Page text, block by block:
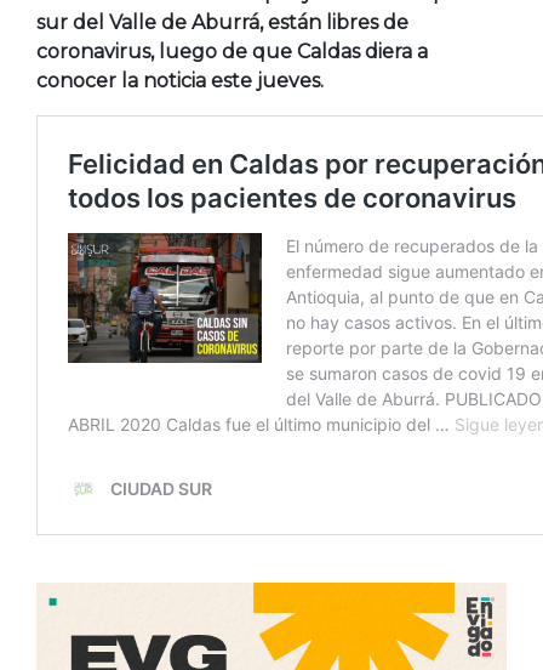
sur del Valle de Aburrá, están libres de
coronavirus, luego de que Caldas diera a
conocer la noticia este jueves.